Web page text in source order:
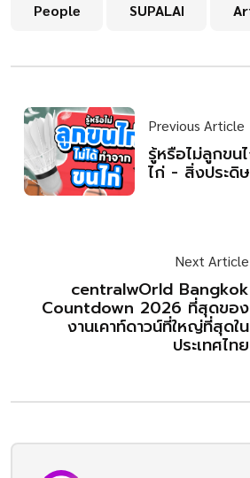
People SUPALAI
Previous Article
รู้หรือไม่ลูกขน
ไก่ - สิ่งประดิ
Next Article
centralwOrld Bangkok
Countdown 2026 ที่สุดของ
งานเคาท์ดาวน์ที่ใหญ่ที่สุดใน
ประเทศไทย